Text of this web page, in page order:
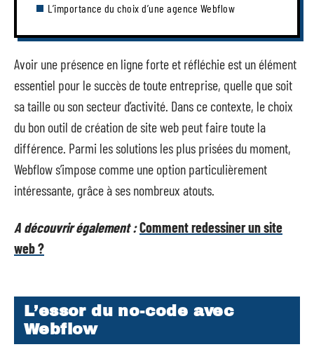
L’importance du choix d’une agence Webflow
Avoir une présence en ligne forte et réfléchie est un élément
essentiel pour le succès de toute entreprise, quelle que soit
sa taille ou son secteur d’activité. Dans ce contexte, le choix
du bon outil de création de site web peut faire toute la
différence. Parmi les solutions les plus prisées du moment,
Webflow s’impose comme une option particulièrement
intéressante, grâce à ses nombreux atouts.
A découvrir également :Comment redessiner un site
web ?
L’essor du no-code avec
Webflow